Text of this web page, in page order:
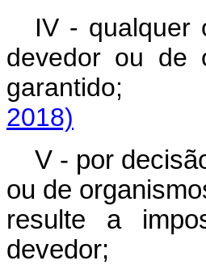
IV - qualquer
devedor ou de
2018)
V - por
ou de
resulte a
devedor;